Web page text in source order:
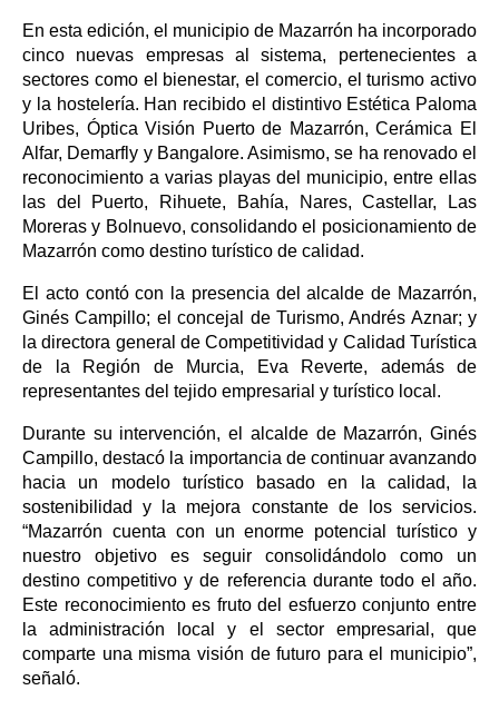
En esta edición, el municipio de Mazarrón ha incorporado
cinco nuevas empresas al sistema, pertenecientes a
sectores como el bienestar, el comercio, el turismo activo
y la hostelería. Han recibido el distintivo Estética Paloma
Uribes, Óptica Visión Puerto de Mazarrón, Cerámica El
Alfar, Demarfly y Bangalore. Asimismo, se ha renovado el
reconocimiento a varias playas del municipio, entre ellas
las del Puerto, Rihuete, Bahía, Nares, Castellar, Las
Moreras y Bolnuevo, consolidando el posicionamiento de
Mazarrón como destino turístico de calidad.
El acto contó con la presencia del alcalde de Mazarrón,
Ginés Campillo; el concejal de Turismo, Andrés Aznar; y
la directora general de Competitividad y Calidad Turística
de la Región de Murcia, Eva Reverte, además de
representantes del tejido empresarial y turístico local.
Durante su intervención, el alcalde de Mazarrón, Ginés
Campillo, destacó la importancia de continuar avanzando
hacia un modelo turístico basado en la calidad, la
sostenibilidad y la mejora constante de los servicios.
“Mazarrón cuenta con un enorme potencial turístico y
nuestro objetivo es seguir consolidándolo como un
destino competitivo y de referencia durante todo el año.
Este reconocimiento es fruto del esfuerzo conjunto entre
la administración local y el sector empresarial, que
comparte una misma visión de futuro para el municipio”,
señaló.